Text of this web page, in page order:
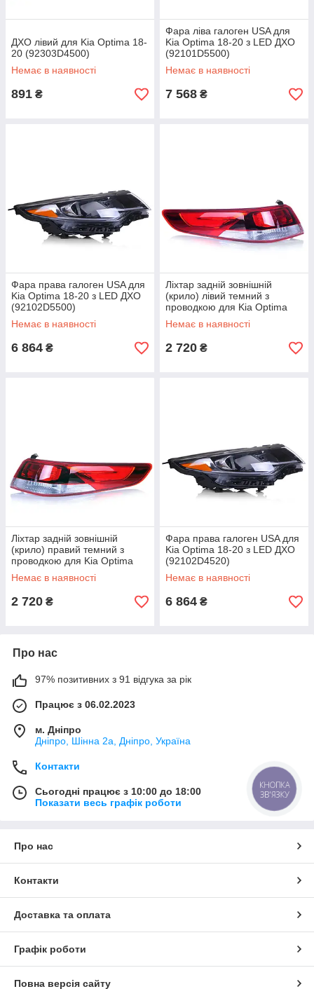
ДХО лівий для Kia Optima 18-
20 (92303D4500)
Немає в наявності
891 ₴
Фара ліва галоген USA для
Kia Optima 18-20 з LED ДХО
(92101D5500)
Немає в наявності
7 568 ₴
Фара права галоген USA для
Kia Optima 18-20 з LED ДХО
(92102D5500)
Немає в наявності
6 864 ₴
Ліхтар задній зовнішній
(крило) лівий темний з
проводкою для Kia Optima
18-20 (92401D5000)
Немає в наявності
2 720 ₴
Ліхтар задній зовнішній
(крило) правий темний з
проводкою для Kia Optima
18-20 (92402D5000)
Немає в наявності
2 720 ₴
Фара права галоген USA для
Kia Optima 18-20 з LED ДХО
(92102D4520)
Немає в наявності
6 864 ₴
Про нас
97% позитивних з 91 відгука за рік
Працює з 06.02.2023
м. Дніпро
Дніпро, Шінна 2а, Дніпро, Україна
Контакти
Сьогодні працює з 10:00 до 18:00
Показати весь графік роботи
Про нас
Контакти
Доставка та оплата
Графік роботи
Повна версія сайту
КНОПКА
ЗВ'ЯЗКУ